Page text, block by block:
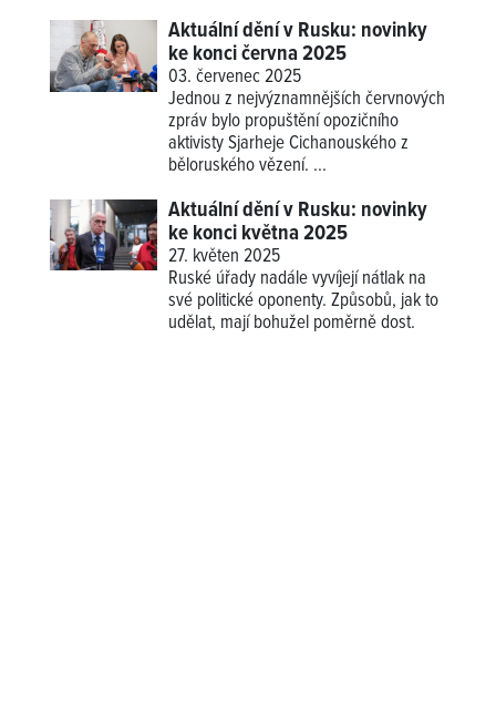
Aktuální dění v Rusku: novinky
ke konci června 2025
03. červenec 2025
Jednou z nejvýznamnějších červnových
zpráv bylo propuštění opozičního
aktivisty Sjarheje Cichanouského z
běloruského vězení. ...
Aktuální dění v Rusku: novinky
ke konci května 2025
27. květen 2025
Ruské úřady nadále vyvíjejí nátlak na
své politické oponenty. Způsobů, jak to
udělat, mají bohužel poměrně dost.